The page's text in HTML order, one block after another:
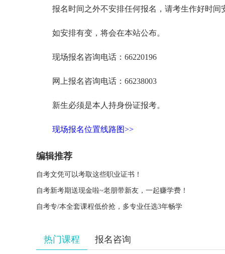
报名时间之外不安排任何报名，请考生作好时间
如安排有变，将会在本站公布。
现场报名咨询电话：66220196
网上报名咨询电话：66238003
新生必须是本人持身份证报考。
现场报名位置线路图>>
编辑推荐
自考文凭可以考取这些职业证书！
自考新考期送现金啦~老朋带新友，一起赚学费！
自考专/本全套课程低价抢，多专业任选3年畅学
热门课程 报名咨询